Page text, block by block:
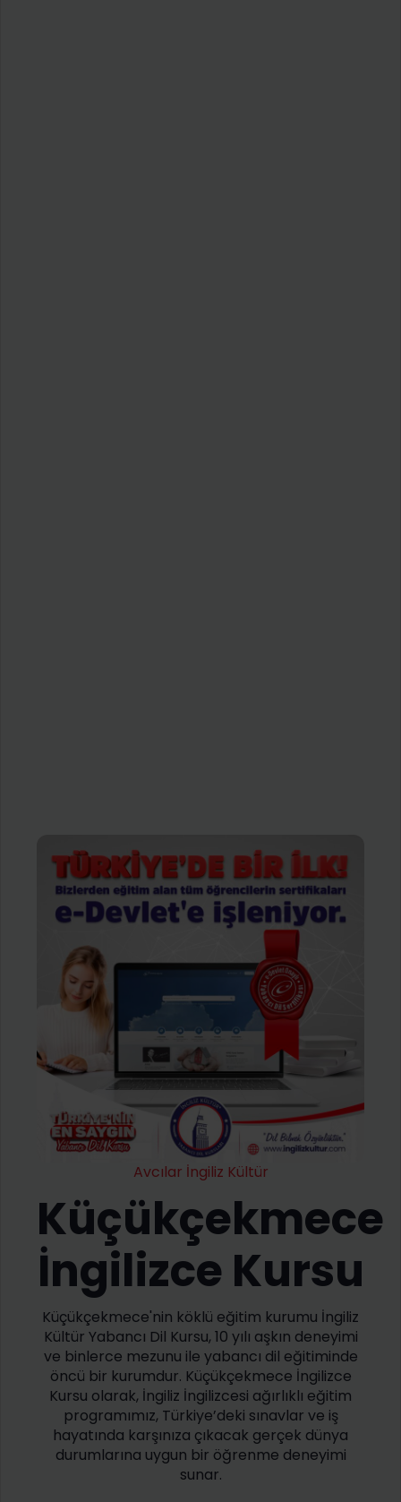
Avcılar İngiliz Kültür
Küçükçekmece
İngilizce Kursu
Küçükçekmece'nin köklü eğitim kurumu İngiliz
Kültür Yabancı Dil Kursu, 10 yılı aşkın deneyimi
ve binlerce mezunu ile yabancı dil eğitiminde
öncü bir kurumdur. Küçükçekmece İngilizce
Kursu olarak, İngiliz İngilizcesi ağırlıklı eğitim
programımız, Türkiye’deki sınavlar ve iş
hayatında karşınıza çıkacak gerçek dünya
durumlarına uygun bir öğrenme deneyimi
sunar.